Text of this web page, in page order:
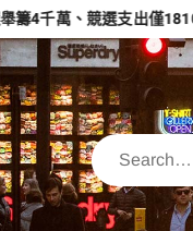
選支出僅1810萬？游淑
Search